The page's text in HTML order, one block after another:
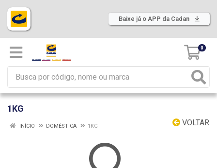
Baixe já o APP da Cadan
0
1KG
VOLTAR
INÍCIO DOMÉSTICA 1KG